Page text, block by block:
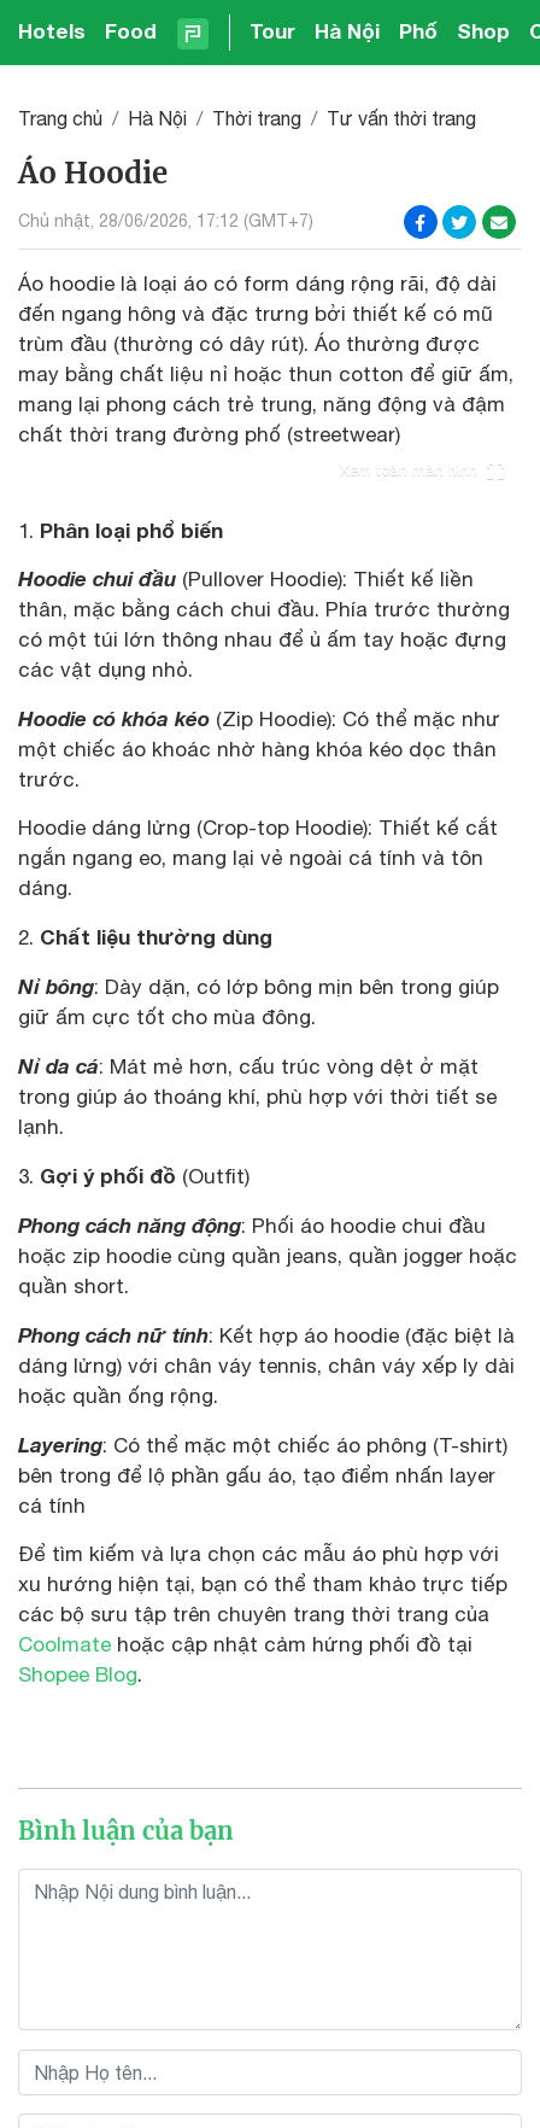
Hotels Food Tour Hà Nội Phố Shop
Trang chủ Hà Nội Thời trang Tư vấn thời trang
Áo Hoodie
Chủ nhật, 28/06/2026, 17:12 (GMT+7)
Áo hoodie là loại áo có form dáng rộng rãi, độ dài
đến ngang hông và đặc trưng bởi thiết kế có mũ
trùm đầu (thường có dây rút). Áo thường được
may bằng chất liệu nỉ hoặc thun cotton để giữ ấm,
mang lại phong cách trẻ trung, năng động và đậm
chất thời trang đường phố (streetwear)
Xem toàn màn hình
Phân loại phổ biến
Hoodie chui đầu (Pullover Hoodie): Thiết kế liền
thân, mặc bằng cách chui đầu. Phía trước thường
có một túi lớn thông nhau để ủ ấm tay hoặc đựng
các vật dụng nhỏ.
Hoodie có khóa kéo (Zip Hoodie): Có thể mặc như
một chiếc áo khoác nhờ hàng khóa kéo dọc thân
trước.
Hoodie dáng lửng (Crop-top Hoodie): Thiết kế cắt
ngắn ngang eo, mang lại vẻ ngoài cá tính và tôn
dáng.
2. Chất liệu thường dùng
Nỉ bông: Dày dặn, có lớp bông mịn bên trong giúp
giữ ấm cực tốt cho mùa đông.
Nỉ da cá: Mát mẻ hơn, cấu trúc vòng dệt ở mặt
trong giúp áo thoáng khí, phù hợp với thời tiết se
lạnh.
3. Gợi ý phối đồ (Outfit)
Phong cách năng động: Phối áo hoodie chui đầu
hoặc zip hoodie cùng quần jeans, quần jogger hoặc
quần short.
Phong cách nữ tính: Kết hợp áo hoodie (đặc biệt là
dáng lửng) với chân váy tennis, chân váy xếp ly dài
hoặc quần ống rộng.
Layering: Có thể mặc một chiếc áo phông (T-shirt)
bên trong để lộ phần gấu áo, tạo điểm nhấn layer
cá tính
Để tìm kiếm và lựa chọn các mẫu áo phù hợp với
xu hướng hiện tại, bạn có thể tham khảo trực tiếp
các bộ sưu tập trên chuyên trang thời trang của
Coolmate hoặc cập nhật cảm hứng phối đồ tại
Shopee Blog.
Bình luận của bạn